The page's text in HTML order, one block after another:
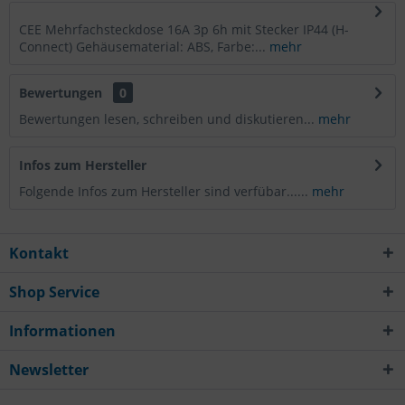
CEE Mehrfachsteckdose 16A 3p 6h mit Stecker IP44 (H-
Connect) Gehäusematerial: ABS, Farbe:... mehr
Bewertungen
0
Bewertungen lesen, schreiben und diskutieren... mehr
Infos zum Hersteller
Folgende Infos zum Hersteller sind verfübar...... mehr
Kontakt
Shop Service
Informationen
Newsletter